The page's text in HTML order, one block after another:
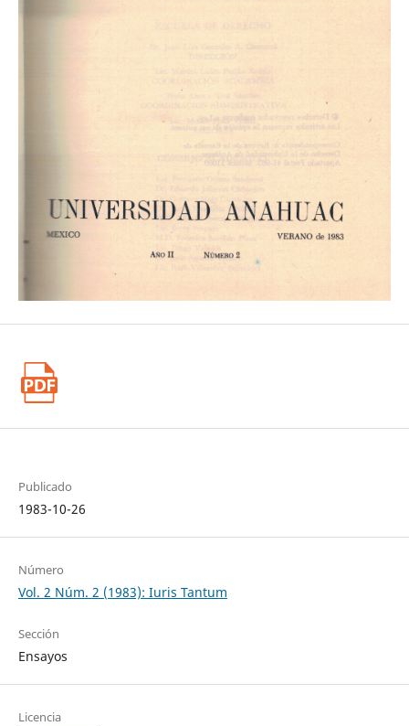
Publicado
1983-10-26
Número
Vol. 2 Núm. 2 (1983): Iuris Tantum
Sección
Ensayos
Licencia